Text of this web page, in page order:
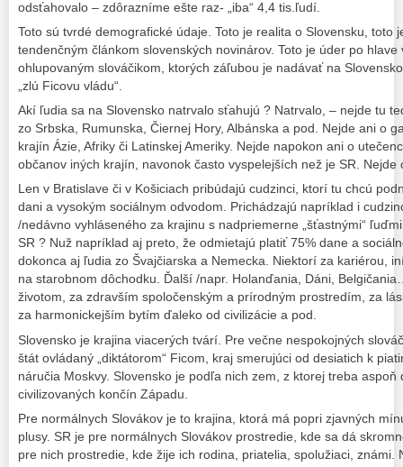
odsťahovalo – zdôrazníme ešte raz- „iba“ 4,4 tis.ľudí.
Toto sú tvrdé demografické údaje. Toto je realita o Slovensku, toto
tendenčným článkom slovenských novinárov. Toto je úder po
ohlupovaným slováčikom, ktorých záľubou je nadávať na
„zlú Ficovu vládu“.
Akí ľudia sa na Slovensko natrvalo sťahujú ? Natrvalo, – nejde tu
zo Srbska, Rumunska, Čiernej Hory, Albánska a pod. Nejde ani o
krajín Ázie, Afriky či Latinskej Ameriky. Nejde napokon ani o
občanov iných krajín, navonok často vyspelejších než je SR. Nejde
Len v Bratislave či v Košiciach pribúdajú cudzinci, ktorí tu chcú
dani a vysokým sociálnym odvodom. Prichádzajú napríklad i
/nedávno vyhláseného za krajinu s nadpriemerne „šťastnými“
SR ? Nuž napríklad aj preto, že odmietajú platiť 75% dane a
dokonca aj ľudia zo Švajčiarska a Nemecka. Niektorí za kariérou,
na starobnom dôchodku. Ďalší /napr. Holanďania, Dáni,
životom, za zdravším spoločenským a prírodným prostredím, za
za harmonickejším bytím ďaleko od civilizácie a pod.
Slovensko je krajina viacerých tvárí. Pre večne nespokojných
štát ovládaný „diktátorom“ Ficom, kraj smerujúci od desiatich k
náručia Moskvy. Slovensko je podľa nich zem, z ktorej treba
civilizovaných končín Západu.
Pre normálnych Slovákov je to krajina, ktorá má popri zjavných
plusy. SR je pre normálnych Slovákov prostredie, kde sa dá
pre nich prostredie, kde žije ich rodina, priatelia, spolužiaci, známi.